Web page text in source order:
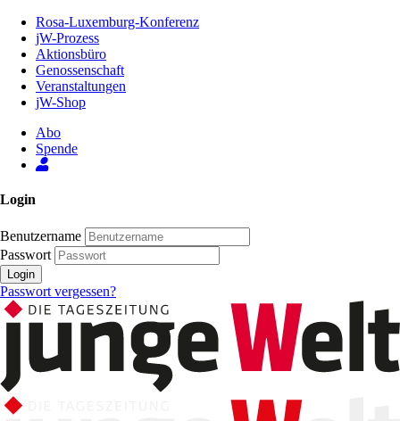
Inhalt
Seite
Rosa-Luxemburg-Konferenz
jW-Prozess
Aktionsbüro
Genossenschaft
Veranstaltungen
jW-Shop
Abo
Spende
Login
Benutzername
Passwort
Login
Passwort vergessen?